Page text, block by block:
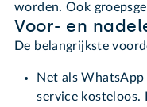
worden. Ook
Voor- en
De belangrijkste
Net als WhatsApp
service kosteloos.